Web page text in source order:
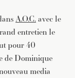
A.O.C.avec le
entretien le
pour 40
de Dominique
media